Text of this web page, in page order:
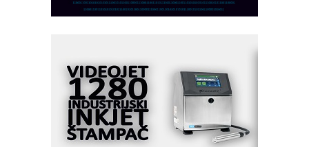
pionirskimmobile operator PANEL-OM
KIP KOP – napredna rešenja za
savremene industrijske i logističke
objekte
Alba d.o.o. – 35 godina preciznosti u
metrologiji i pametnim dozirnim
rešenjima